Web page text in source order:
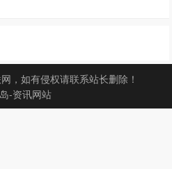
，如有侵权请联系站长删除！
-资讯网站